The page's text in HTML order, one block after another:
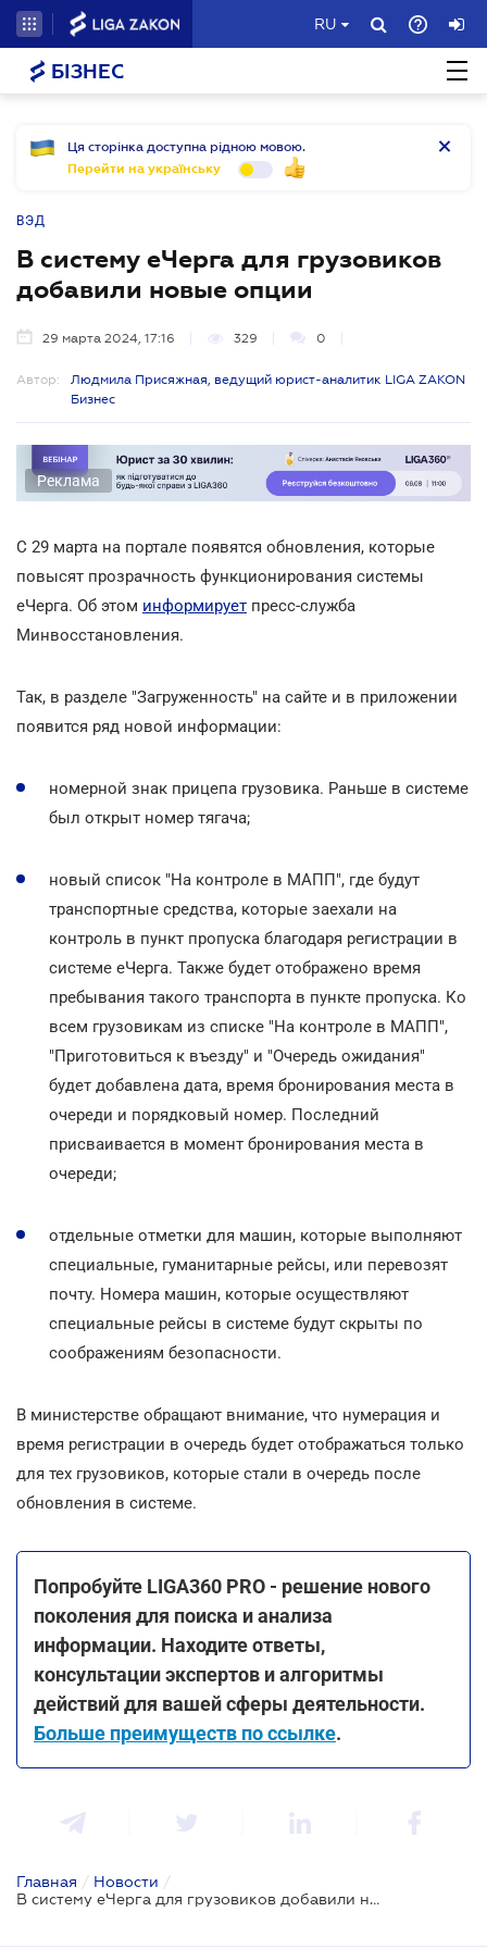
RU
БІЗНЕС
Ця сторінка доступна рідною мовою.
Перейти на українську
ВЭД
В систему еЧерга для грузовиков
добавили новые опции
29 марта 2024, 17:16 329 0
Автор:
Людмила Присяжная, ведущий юрист-аналитик LIGA ZAKON
Бизнес
Реклама
С 29 марта на портале появятся обновления, которые
повысят прозрачность функционирования системы
еЧерга. Об этом информирует пресс-служба
Минвосстановления.
Так, в разделе "Загруженность" на сайте и в приложении
появится ряд новой информации:
номерной знак прицепа грузовика. Раньше в системе
был открыт номер тягача;
новый список "На контроле в МАПП", где будут
транспортные средства, которые заехали на
контроль в пункт пропуска благодаря регистрации в
системе еЧерга. Также будет отображено время
пребывания такого транспорта в пункте пропуска. Ко
всем грузовикам из списке "На контроле в МАПП",
"Приготовиться к въезду" и "Очередь ожидания"
будет добавлена дата, время бронирования места в
очереди и порядковый номер. Последний
присваивается в момент бронирования места в
очереди;
отдельные отметки для машин, которые выполняют
специальные, гуманитарные рейсы, или перевозят
почту. Номера машин, которые осуществляют
специальные рейсы в системе будут скрыты по
соображениям безопасности.
В министерстве обращают внимание, что нумерация и
время регистрации в очередь будет отображаться только
для тех грузовиков, которые стали в очередь после
обновления в системе.
Попробуйте LIGA360 PRO - решение нового
поколения для поиска и анализа
информации. Находите ответы,
консультации экспертов и алгоритмы
действий для вашей сферы деятельности.
Больше преимуществ по ссылке.
Главная / Новости /
В систему еЧерга для грузовиков добавили новые опции